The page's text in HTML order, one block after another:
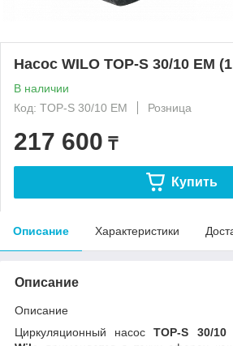
Насос WILO TOP-S 30/10 EM
В наличии
Код: TOP-S 30/10 EM
Розница
217 600 ₸
Купить
Описание Характеристики
Описание
Описание
Циркуляционный насосTOP-S 30/10